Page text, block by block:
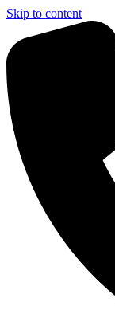
Skip to content